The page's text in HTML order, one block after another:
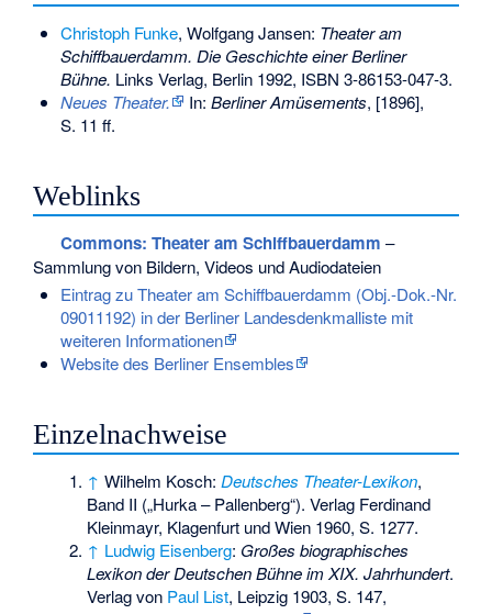
Christoph Funke, Wolfgang Jansen: Theater am
Schiffbauerdamm. Die Geschichte einer Berliner
Bühne. Links Verlag, Berlin 1992, ISBN 3-86153-047-3.
Neues Theater.
In: Berliner Amüsements, [1896],
S. 11 ff.
Weblinks
Commons: Theater am Schiffbauerdamm –
Sammlung von Bildern, Videos und Audiodateien
Eintrag zu Theater am Schiffbauerdamm (Obj.-Dok.-Nr.
09011192) in der Berliner Landesdenkmalliste mit
weiteren Informationen
Website des Berliner Ensembles
Einzelnachweise
↑ Wilhelm Kosch:Deutsches Theater-Lexikon,
Band II („Hurka – Pallenberg“). Verlag Ferdinand
Kleinmayr, Klagenfurt und Wien 1960, S. 1277.
↑ Ludwig Eisenberg: Großes biographisches
Lexikon der Deutschen Bühne im XIX. Jahrhundert.
Verlag von Paul List, Leipzig 1903, S. 147,